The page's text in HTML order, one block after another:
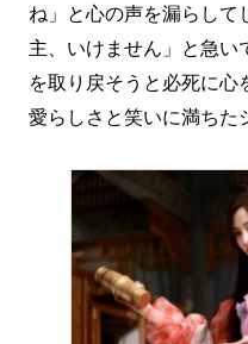
ね」と心の声を漏らして
主、いけません」と急い
を取り戻そうと必死に心
愛らしさと笑いに満ちた